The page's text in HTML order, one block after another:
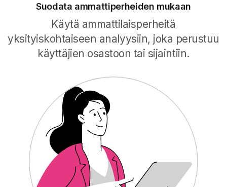
Suodata ammattiperheiden mukaan
Käytä ammattilaisperheitä
yksityiskohtaiseen analyysiin, joka perustuu
käyttäjien osastoon tai sijaintiin.